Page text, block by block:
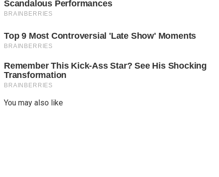
You may also like